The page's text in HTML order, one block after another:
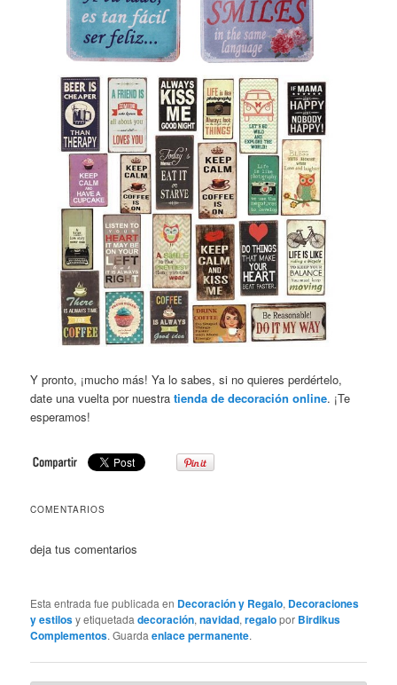
Y pronto, ¡mucho más! Ya lo sabes, si no quieres perdértelo,
date una vuelta por nuestratienda de decoración online. ¡Te
esperamos!
COMENTARIOS
deja tus comentarios
Esta entrada fue publicada en Decoración y Regalo, Decoraciones
y estilosy etiquetadadecoración,navidad,regalopor Birdikus
Complementos. Guardaenlace permanente.